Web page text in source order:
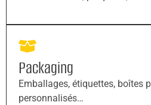
Packaging
Emballages, étiquettes, boîtes
personnalisés…